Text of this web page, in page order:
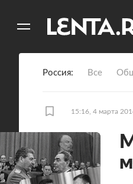
Россия Все
15:16, 4 марта